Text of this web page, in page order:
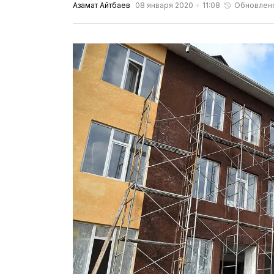
Азамат Айтбаев 08 января 2020 11:08